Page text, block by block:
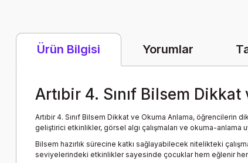
Ürün Bilgisi Yorumlar
Artıbir 4. Sınıf Bilsem
Artıbir 4. Sınıf Bilsem Dikkat ve Okuma Anlama, öğrencilerin
geliştirici etkinlikler, görsel algı çalışmaları ve okuma-
Bilsem hazırlık sürecine katkı sağlayabilecek nitelikteki
seviyelerindeki etkinlikler sayesinde çocuklar hem eğlenir